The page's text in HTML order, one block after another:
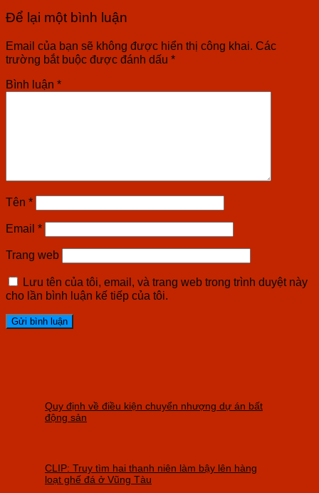
Để lại một bình luận
Email của bạn sẽ không được hiển thị công khai. Các
trường bắt buộc được đánh dấu *
Bình luận *
Tên *
Email *
Trang web
Lưu tên của tôi, email, và trang web trong trình duyệt này
cho lần bình luận kế tiếp của tôi.
Quy định về điều kiện chuyển nhượng dự án bất
động sản
CLIP: Truy tìm hai thanh niên làm bậy lên hàng
loạt ghế đá ở Vũng Tàu